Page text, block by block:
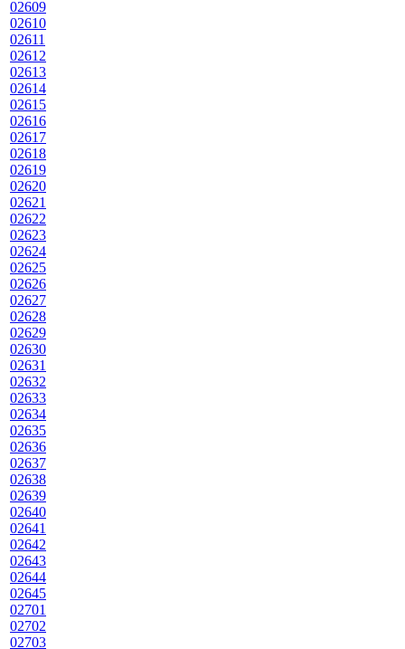
02609
02610
02611
02612
02613
02614
02615
02616
02617
02618
02619
02620
02621
02622
02623
02624
02625
02626
02627
02628
02629
02630
02631
02632
02633
02634
02635
02636
02637
02638
02639
02640
02641
02642
02643
02644
02645
02701
02702
02703